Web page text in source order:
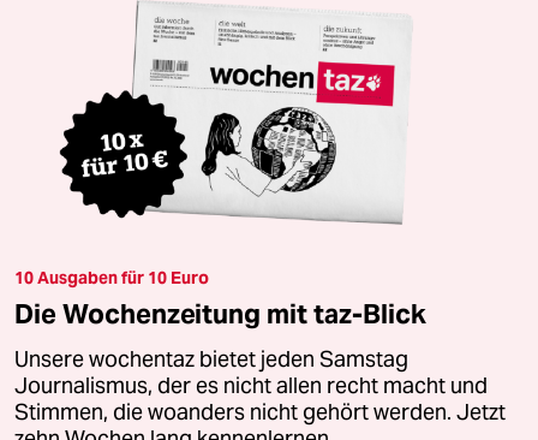
10 Ausgaben für 10 Euro
Die Wochenzeitung mit taz-Blick
Unsere wochentaz bietet jeden Samstag
Journalismus, der es nicht allen recht macht und
Stimmen, die woanders nicht gehört werden. Jetzt